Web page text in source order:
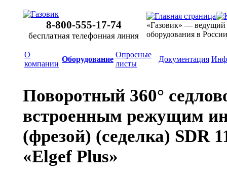
8-800-555-17-74
бесплатная телефонная линия
«Газовик» — ведущий
оборудования в России
О
компании
Оборудование
Опросные
листы
Документация
Поворотный 360°
встроенным режущим
(фрезой) (седелка) SDR
«Elgef Plus»